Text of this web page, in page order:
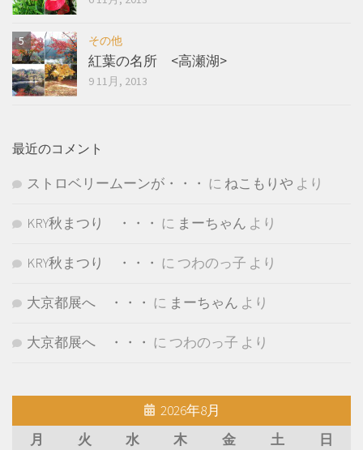
その他
紅葉の名所 <高瀬湖>
9 11月, 2013
最近のコメント
ストロベリームーンが・・・ に ねこもりや より
KRY秋まつり ・・・ に まーちゃん より
KRY秋まつり ・・・ に つわのっ子 より
大京都展へ ・・・ に まーちゃん より
大京都展へ ・・・ に つわのっ子 より
2026年8月
月
火 水 木 金 土
日